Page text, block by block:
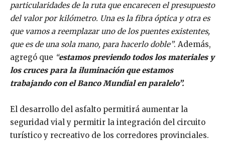
particularidades de la ruta que encarecen el presupuesto
del valor por kilómetro. Una es la fibra óptica y otra es
que vamos a reemplazar uno de los puentes existentes,
que es de una sola mano, para hacerlo doble”. Además,
agregó que “estamos previendo todos los materiales y
los cruces para la iluminación que estamos
trabajando con el Banco Mundial en paralelo”.
El desarrollo del asfalto permitirá aumentar la
seguridad vial y permitir la integración del circuito
turístico y recreativo de los corredores provinciales.